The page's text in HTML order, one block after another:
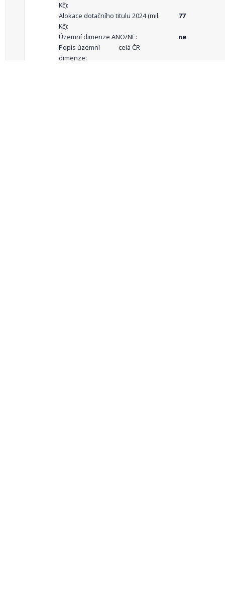
Kč):
Alokace dotačního titulu 2024 (mil.
Kč):
77
Územní dimenze ANO/NE:
ne
Popis územní
dimenze:
celá ČR